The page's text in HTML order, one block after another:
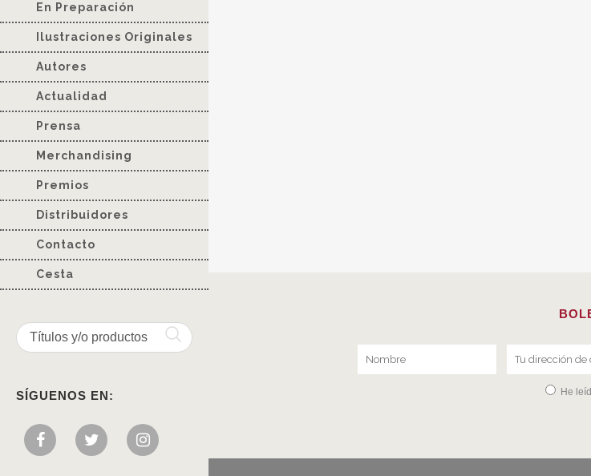
En Preparación
Ilustraciones Originales
Autores
Actualidad
Prensa
Merchandising
Premios
Distribuidores
Contacto
Cesta
SÍGUENOS EN: He